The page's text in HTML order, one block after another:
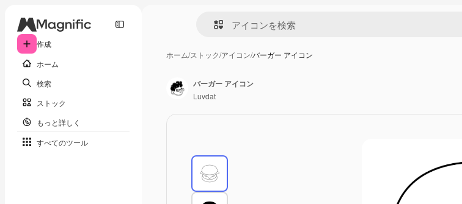
作成
ホーム
検索
ストック
もっと詳しく
すべてのツール
ホーム/ストック/アイコン/バーガー アイコン
バーガー アイコン
Luvdat